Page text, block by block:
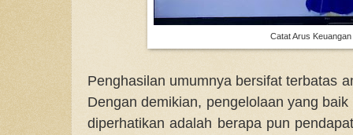
Catat Arus Keuangan
Penghasilan umumnya bersifat terbatas
Dengan demikian, pengelolaan yang
diperhatikan adalah berapa pun